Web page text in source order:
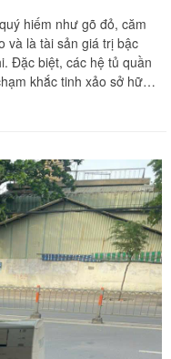
hiếm như gõ đỏ, căm
và là tài sản giá trị bậc
Đặc biệt, các hệ tủ quần
khắc tinh xảo sở hữu
với đồ gỗ công nghiệp
nặng, dễ nứt mẻ góc cạnh
mộng âm dương nếu
nhà Khôi Nguyên
nghiệp tại Củ Chi với
chiến dày dặn, cam kết
đối. Quý khách hàng
và nhận báo giá ưu
tục 24 trên 7 qua số
phản hồi siêu tốc từ đội